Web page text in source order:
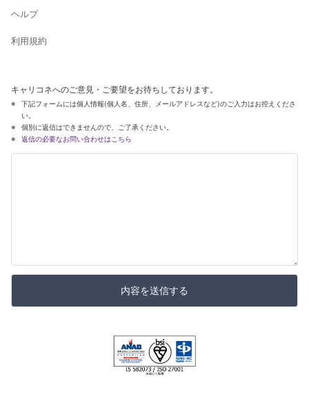
ヘルプ
利用規約
キャリコネへのご意見・ご要望をお待ちしております。
下記フォームには個人情報(個人名、住所、メールアドレスなど)のご入力はお控えくださ
い。
個別に返信はできませんので、ご了承ください。
返信の必要なお問い合わせはこちら
内容を送信する